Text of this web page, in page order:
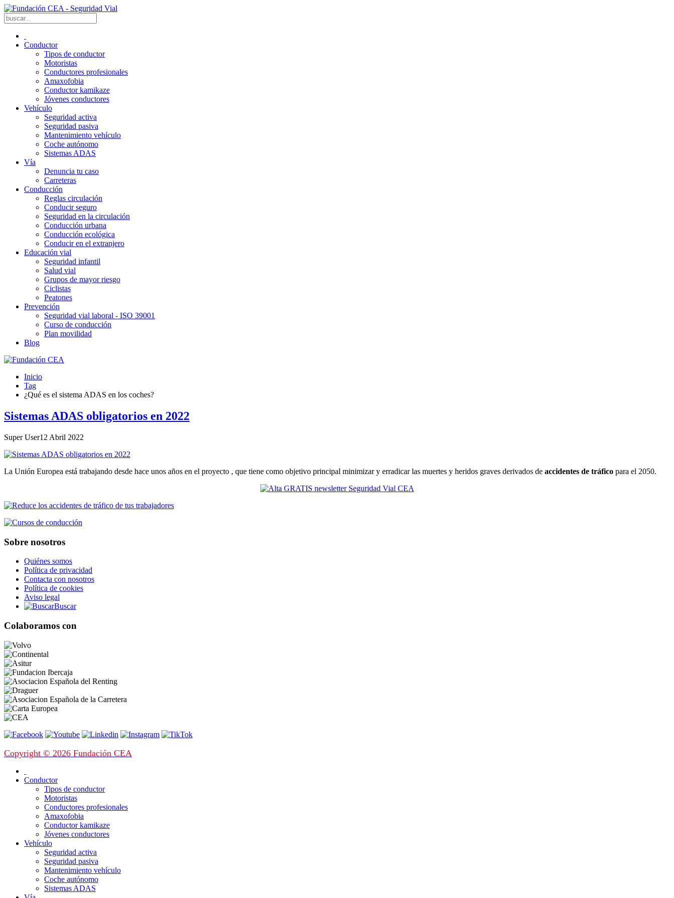
Conductor
Tipos de conductor
Motoristas
Conductores profesionales
Amaxofobia
Conductor kamikaze
Jóvenes conductores
Vehículo
Seguridad activa
Seguridad pasiva
Mantenimiento vehículo
Coche autónomo
Sistemas ADAS
Vía
Denuncia tu caso
Carreteras
Conducción
Reglas circulación
Conducir seguro
Seguridad en la circulación
Conducción urbana
Conducción ecológica
Conducir en el extranjero
Educación vial
Seguridad infantil
Salud vial
Grupos de mayor riesgo
Ciclistas
Peatones
Prevención
Seguridad vial laboral - ISO 39001
Curso de conducción
Plan movilidad
Blog
Inicio
Tag
¿Qué es el sistema ADAS en los coches?
Sistemas ADAS obligatorios en 2022
Super User12 Abril 2022
La Unión Europea está trabajando desde hace unos años en el proyecto , que tiene como objetivo principal minimizar y erradicar las muertes y heridos graves derivados de accidentes de tráfico para el 2050.
Sobre nosotros
Quiénes somos
Política de privacidad
Contacta con nosotros
Política de cookies
Aviso legal
Buscar
Colaboramos con
Copyright © 2026 Fundación CEA
Conductor
Tipos de conductor
Motoristas
Conductores profesionales
Amaxofobia
Conductor kamikaze
Jóvenes conductores
Vehículo
Seguridad activa
Seguridad pasiva
Mantenimiento vehículo
Coche autónomo
Sistemas ADAS